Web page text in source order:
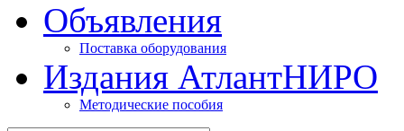
Объявления
Поставка оборудования
Издания АтлантНИРО
Методические пособия